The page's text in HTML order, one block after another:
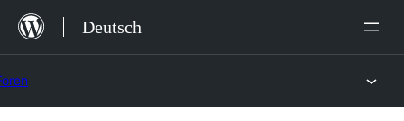
Zum
Inhalt
Deutsch